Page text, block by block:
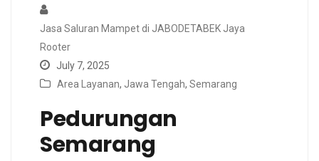
Jasa Saluran Mampet di JABODETABEK Jaya
Rooter
July 7, 2025
Area Layanan, Jawa Tengah, Semarang
Pedurungan
Semarang